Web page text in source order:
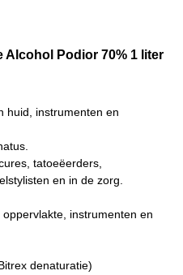
Podior 70% 1 liter
huid, instrumenten en
tatoeëerders,
en in de zorg.
instrumenten en
denaturatie)